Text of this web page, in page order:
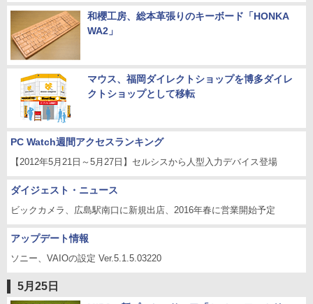
和櫻工房、総本革張りのキーボード「HONKA
WA2」
マウス、福岡ダイレクトショップを博多ダイレ
クトショップとして移転
PC Watch週間アクセスランキング
【2012年5月21日～5月27日】セルシスから人型入力デバイス登場
ダイジェスト・ニュース
ビックカメラ、広島駅南口に新規出店、2016年春に営業開始予定
アップデート情報
ソニー、VAIOの設定 Ver.5.1.5.03220
5月25日